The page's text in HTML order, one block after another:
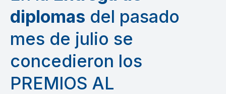
diplomas del pasado
mes de julio se
concedieron los
PREMIOS AL